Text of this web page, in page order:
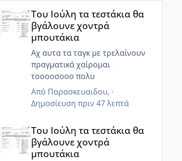
Ιούλη τα τεστάκια θα βγάλουνε χοντρά
Του Ιούλη τα τεστάκια θα
βγάλουνε χοντρά
μπουτάκια
Αχ αυτα τα ταγκ με τρελαίνουν
πραγματικά χαίρομαι
τοοοοσοοο πολυ
Από Παρασκευαιδου, ·
Δημοσίευση πριν 47 λεπτά
Του Ιούλη τα τεστάκια θα
βγάλουνε χοντρά
μπουτάκια